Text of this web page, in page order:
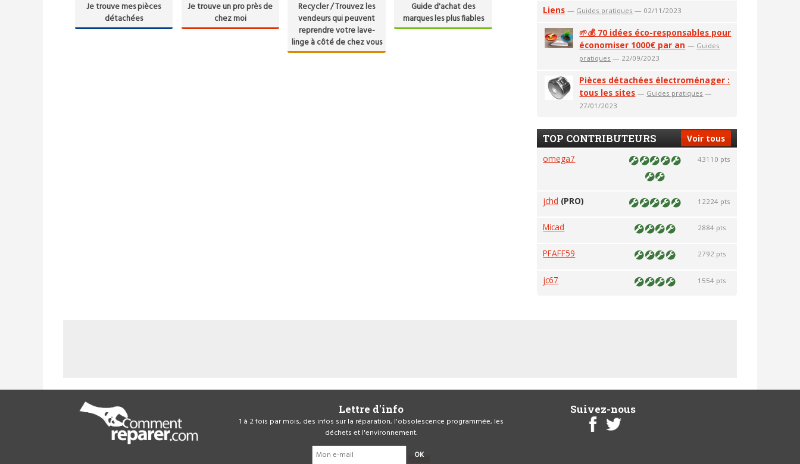
Je trouve mes pièces
détachées
Je trouve un pro près de
chez moi
Recycler / Trouvez les
vendeurs qui peuvent
reprendre votre lave-
linge à côté de chez vous
Guide d'achat des
marques les plus fiables
Liens — Guides pratiques — 02/11/2023
🌱💰 70 idées éco-responsables pour
économiser 1000€ par an — Guides
pratiques — 22/09/2023
Pièces détachées électroménager :
tous les sites — Guides pratiques —
27/01/2023
Voir tous
TOP CONTRIBUTEURS
omega7 43110 pts
jchd (PRO) 12224 pts
Micad 2884 pts
PFAFF59 2792 pts
jc67 1554 pts
Lettre d'info
1 à 2 fois par mois, des infos sur la réparation, l'obsolescence programmée, les
déchets et l'environnement.
OK
Suivez-nous